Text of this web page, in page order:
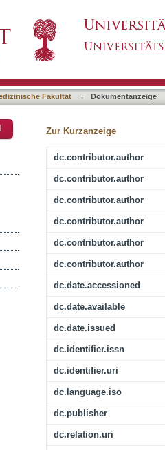
therapy in Gabon: a
Fakultät → Dokumentanzeige
Zur Kurzanzeige
dc.contributor.author
dc.contributor.author
dc.contributor.author
dc.contributor.author
dc.contributor.author
dc.contributor.author
dc.date.accessioned
dc.date.available
dc.date.issued
dc.identifier.issn
dc.identifier.uri
dc.language.iso
dc.publisher
dc.relation.uri